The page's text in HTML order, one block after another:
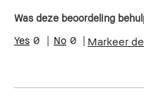
Was deze beoordeling
0 0 Markeer